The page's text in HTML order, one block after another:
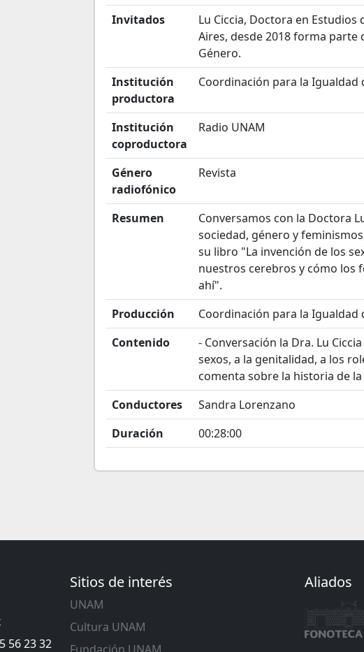
Invitados
Lu Ciccia, Doctora en
Aires, desde 2018 forma
Género.
Institución
productora
Coordinación para la Igualdad
Institución
coproductora
Radio UNAM
Género
radiofónico
Revista
Resumen
Conversamos con la Doctora
sociedad, género y
su libro "La invención de los
nuestros cerebros y cómo los
ahí".
Producción
Coordinación para la Igualdad
Contenido
- Conversación la Dra. Lu
sexos, a la genitalidad, a los
comenta sobre la historia de
Conductores
Sandra Lorenzano
Duración
00:28:00
56 23 32
Sitios de interés
UNAM
Cultura UNAM
Aliados